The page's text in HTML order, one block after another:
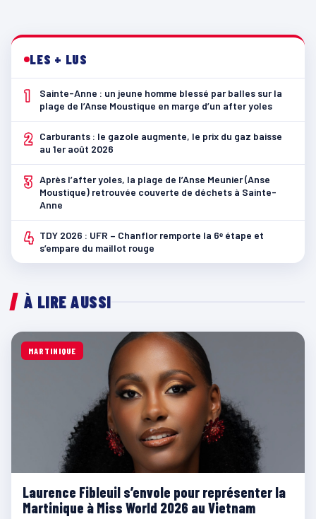
LES + LUS
1
Sainte-Anne : un jeune homme blessé par balles sur la
plage de l’Anse Moustique en marge d’un after yoles
2
Carburants : le gazole augmente, le prix du gaz baisse
au 1er août 2026
3 Après l’after yoles, la plage de l’Anse Meunier (Anse
Moustique) retrouvée couverte de déchets à Sainte-
Anne
4 TDY 2026 : UFR – Chanflor remporte la 6ᵉ étape et
s’empare du maillot rouge
À LIRE AUSSI
MARTINIQUE
Laurence Fibleuil s’envole pour représenter la
Martinique à Miss World 2026 au Vietnam